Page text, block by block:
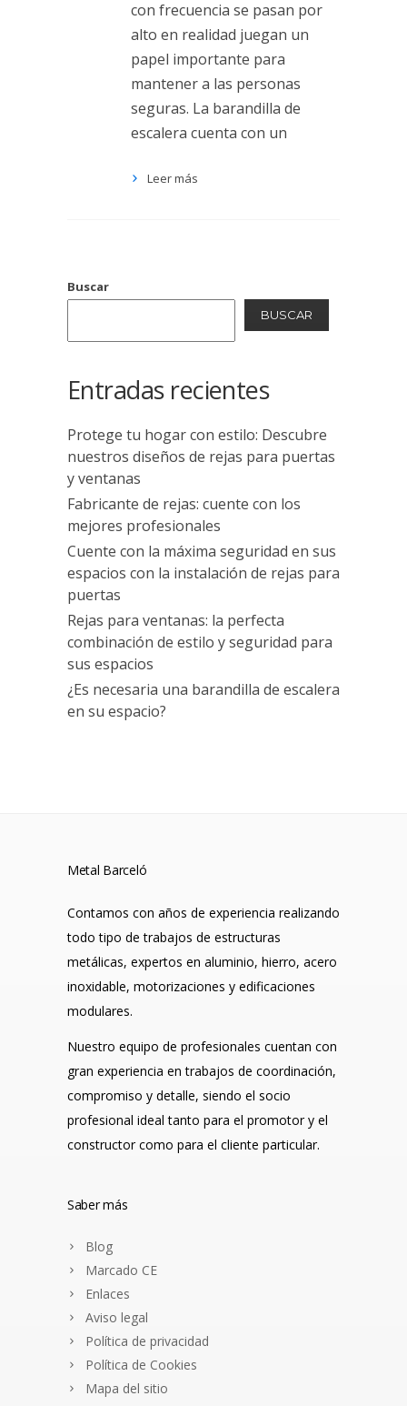
con frecuencia se pasan por
alto en realidad juegan un
papel importante para
mantener a las personas
seguras. La barandilla de
escalera cuenta con un
Leer más
Buscar
BUSCAR
Entradas recientes
Protege tu hogar con estilo: Descubre
nuestros diseños de rejas para puertas
y ventanas
Fabricante de rejas: cuente con los
mejores profesionales
Cuente con la máxima seguridad en sus
espacios con la instalación de rejas para
puertas
Rejas para ventanas: la perfecta
combinación de estilo y seguridad para
sus espacios
¿Es necesaria una barandilla de escalera
en su espacio?
Metal Barceló
Contamos con años de experiencia realizando
todo tipo de trabajos de estructuras
metálicas, expertos en aluminio, hierro, acero
inoxidable, motorizaciones y edificaciones
modulares.
Nuestro equipo de profesionales cuentan con
gran experiencia en trabajos de coordinación,
compromiso y detalle, siendo el socio
profesional ideal tanto para el promotor y el
constructor como para el cliente particular.
Saber más
Blog
Marcado CE
Enlaces
Aviso legal
Política de privacidad
Política de Cookies
Mapa del sitio